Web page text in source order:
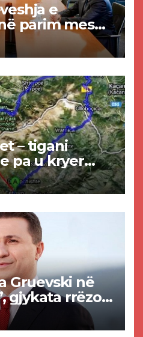
e
parim mes
– tigani
pa u kryer
komuna e
për
Gruevski në
gjykata rrëzon
e
së